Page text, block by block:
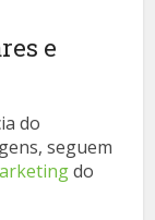
e
do
seguem
do